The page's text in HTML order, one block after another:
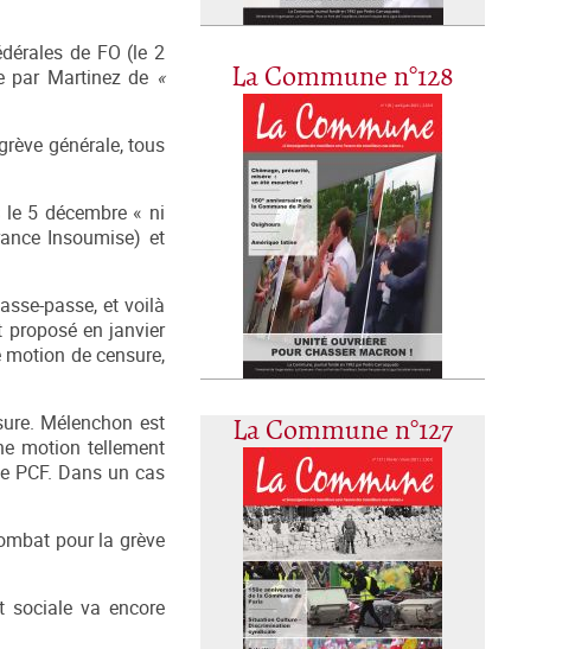
La Commune n°128
La Commune n°127
de FO (le 2
par Martinez de «
générale, tous
5 décembre « ni
Insoumise) et
passe, et voilà
proposé en janvier
de censure,
Mélenchon est
motion tellement
PCF. Dans un cas
pour la grève
sociale va encore